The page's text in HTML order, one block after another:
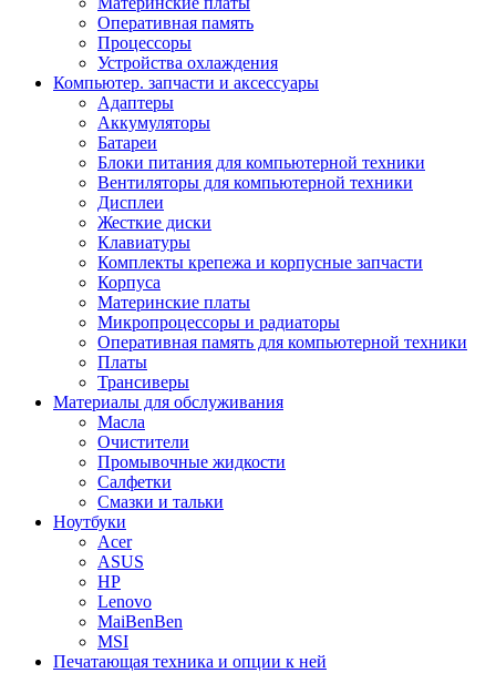
Оперативная память
Процессоры
Устройства охлаждения
Компьютер. запчасти и аксессуары
Адаптеры
Аккумуляторы
Батареи
Блоки питания для компьютерной техники
Вентиляторы для компьютерной техники
Дисплеи
Жесткие диски
Клавиатуры
Комплекты крепежа и корпусные запчасти
Корпуса
Материнские платы
Микропроцессоры и радиаторы
Оперативная память для компьютерной техники
Платы
Трансиверы
Материалы для обслуживания
Масла
Очистители
Промывочные жидкости
Салфетки
Смазки и тальки
Ноутбуки
Acer
ASUS
HP
Lenovo
MaiBenBen
MSI
Печатающая техника и опции к ней